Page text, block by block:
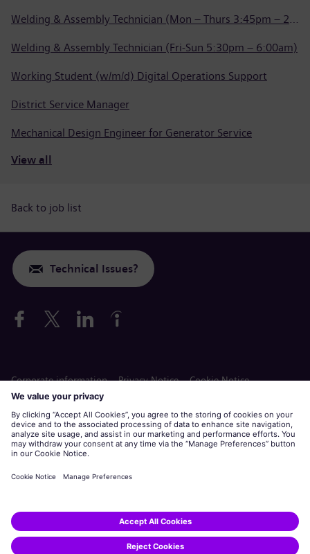
Welding & Assembly Technician (Mon – Thurs 3:45pm – 2:15am)
Welding & Assembly Technician (Fri-Sun 5:30pm – 6:00am)
Working Student (w/m/d) Digital Operations Support
District Service Manager
Mechanical Design Engineer for Generator Service
View all
Back to job list
Technical Issues?
Corporate information Privacy Notice
Cookie Notice
Terms of Use
Siemens Gamesa is a trademark licensed by Siemens AG.